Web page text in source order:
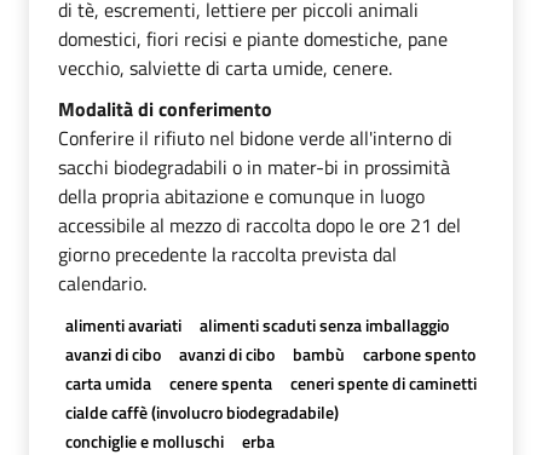
di tè, escrementi, lettiere per piccoli animali
domestici, fiori recisi e piante domestiche, pane
vecchio, salviette di carta umide, cenere.
Modalità di conferimento
Conferire il rifiuto nel bidone verde all'interno di
sacchi biodegradabili o in mater-bi in prossimità
della propria abitazione e comunque in luogo
accessibile al mezzo di raccolta dopo le ore 21 del
giorno precedente la raccolta prevista dal
calendario.
alimenti avariati
alimenti scaduti senza imballaggio
avanzi di cibo
avanzi di cibo bambù
carbone spento
carta umida
cenere spenta
ceneri spente di caminetti
cialde caffè (involucro biodegradabile)
conchiglie e molluschi
erba